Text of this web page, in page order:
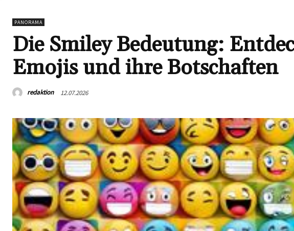
PANORAMA
Die Smiley Bedeutung:
Emojis und ihre Botschaften
redaktion 12.07.2026